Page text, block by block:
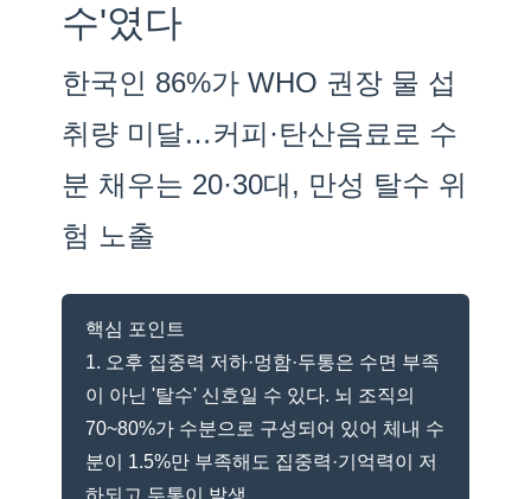
수'였다
한국인 86%가 WHO 권장 물 섭
취량 미달…커피·탄산음료로 수
분 채우는 20·30대, 만성 탈수 위
험 노출
핵심 포인트
1. 오후 집중력 저하·멍함·두통은 수면 부족
이 아닌 '탈수' 신호일 수 있다. 뇌 조직의
70~80%가 수분으로 구성되어 있어 체내 수
분이 1.5%만 부족해도 집중력·기억력이 저